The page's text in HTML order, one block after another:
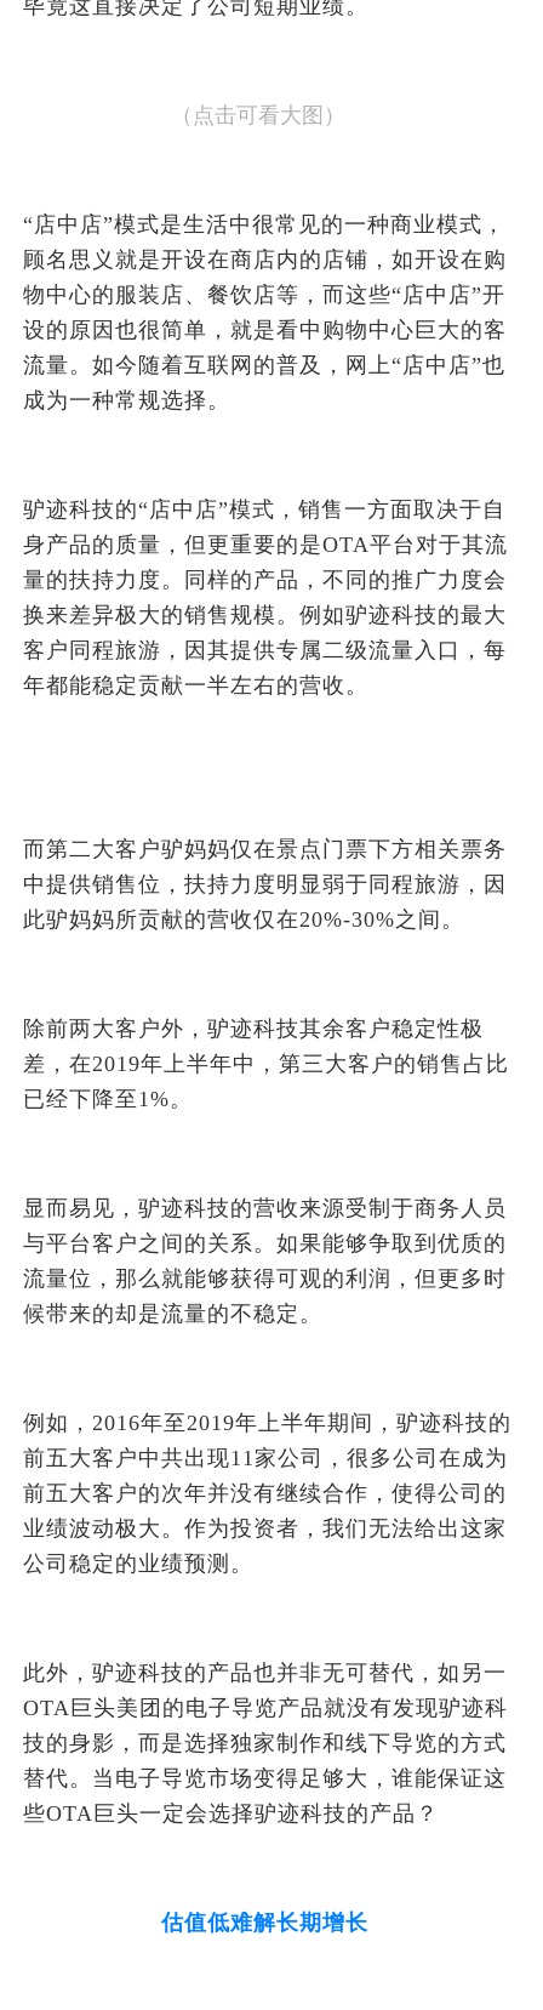
毕竟这直接决定了公司短期业绩。
（点击可看大图）
“店中店”模式是生活中很常见的一种商业模式，
顾名思义就是开设在商店内的店铺，如开设在购
物中心的服装店、餐饮店等，而这些“店中店”开
设的原因也很简单，就是看中购物中心巨大的客
流量。如今随着互联网的普及，网上“店中店”也
成为一种常规选择。
驴迹科技的“店中店”模式，销售一方面取决于自
身产品的质量，但更重要的是OTA平台对于其流
量的扶持力度。同样的产品，不同的推广力度会
换来差异极大的销售规模。例如驴迹科技的最大
客户同程旅游，因其提供专属二级流量入口，每
年都能稳定贡献一半左右的营收。
而第二大客户驴妈妈仅在景点门票下方相关票务
中提供销售位，扶持力度明显弱于同程旅游，因
此驴妈妈所贡献的营收仅在20%-30%之间。
除前两大客户外，驴迹科技其余客户稳定性极
差，在2019年上半年中，第三大客户的销售占比
已经下降至1%。
显而易见，驴迹科技的营收来源受制于商务人员
与平台客户之间的关系。如果能够争取到优质的
流量位，那么就能够获得可观的利润，但更多时
候带来的却是流量的不稳定。
例如，2016年至2019年上半年期间，驴迹科技的
前五大客户中共出现11家公司，很多公司在成为
前五大客户的次年并没有继续合作，使得公司的
业绩波动极大。作为投资者，我们无法给出这家
公司稳定的业绩预测。
此外，驴迹科技的产品也并非无可替代，如另一
OTA巨头美团的电子导览产品就没有发现驴迹科
技的身影，而是选择独家制作和线下导览的方式
替代。当电子导览市场变得足够大，谁能保证这
些OTA巨头一定会选择驴迹科技的产品？
估值低难解长期增长